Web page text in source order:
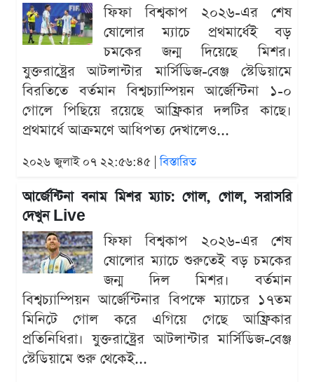
ফিফা বিশ্বকাপ ২০২৬-এর শেষ
ষোলোর ম্যাচে প্রথমার্ধেই বড়
চমকের জন্ম দিয়েছে মিশর।
যুক্তরাষ্ট্রের আটলান্টার মার্সিডিজ-বেঞ্জ স্টেডিয়ামে
বিরতিতে বর্তমান বিশ্বচ্যাম্পিয়ন আর্জেন্টিনা ১-০
গোলে পিছিয়ে রয়েছে আফ্রিকার দলটির কাছে।
প্রথমার্ধে আক্রমণে আধিপত্য দেখালেও...
২০২৬ জুলাই ০৭ ২২:৫৬:৪৫ |বিস্তারিত
আর্জেন্টিনা বনাম মিশর ম্যাচ: গোল, গোল, সরাসরি
দেখুন Live
ফিফা বিশ্বকাপ ২০২৬-এর শেষ
ষোলোর ম্যাচে শুরুতেই বড় চমকের
জন্ম দিল মিশর। বর্তমান
বিশ্বচ্যাম্পিয়ন আর্জেন্টিনার বিপক্ষে ম্যাচের ১৭তম
মিনিটে গোল করে এগিয়ে গেছে আফ্রিকার
প্রতিনিধিরা। যুক্তরাষ্ট্রের আটলান্টার মার্সিডিজ-বেঞ্জ
স্টেডিয়ামে শুরু থেকেই...